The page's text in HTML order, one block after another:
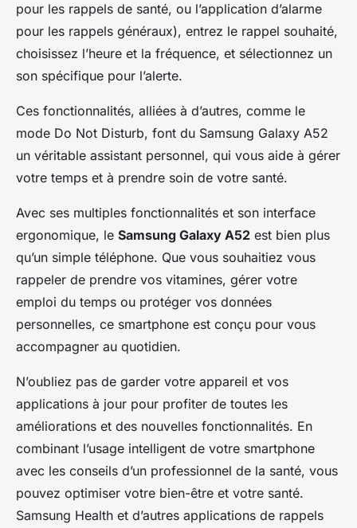
pour les rappels de santé, ou l’application d’alarme
pour les rappels généraux), entrez le rappel souhaité,
choisissez l’heure et la fréquence, et sélectionnez un
son spécifique pour l’alerte.
Ces fonctionnalités, alliées à d’autres, comme le
mode Do Not Disturb, font du Samsung Galaxy A52
un véritable assistant personnel, qui vous aide à gérer
votre temps et à prendre soin de votre santé.
Avec ses multiples fonctionnalités et son interface
ergonomique, le Samsung Galaxy A52 est bien plus
qu’un simple téléphone. Que vous souhaitiez vous
rappeler de prendre vos vitamines, gérer votre
emploi du temps ou protéger vos données
personnelles, ce smartphone est conçu pour vous
accompagner au quotidien.
N’oubliez pas de garder votre appareil et vos
applications à jour pour profiter de toutes les
améliorations et des nouvelles fonctionnalités. En
combinant l’usage intelligent de votre smartphone
avec les conseils d’un professionnel de la santé, vous
pouvez optimiser votre bien-être et votre santé.
Samsung Health et d’autres applications de rappels